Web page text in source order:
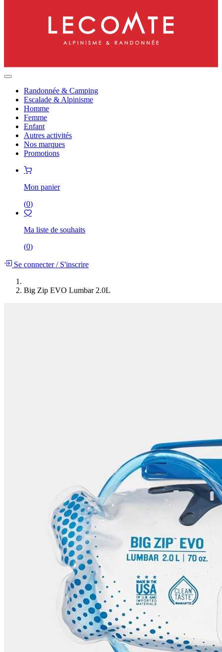
Randonnée & Camping
Escalade & Alpinisme
Homme
Femme
Enfant
Autres activités
Nos marques
Promotions
Mon panier
(0)
Ma liste de souhaits
(0)
Se connecter/S'inscrire
Big Zip EVO Lumbar 2.0L